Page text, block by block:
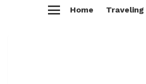
Home Traveling